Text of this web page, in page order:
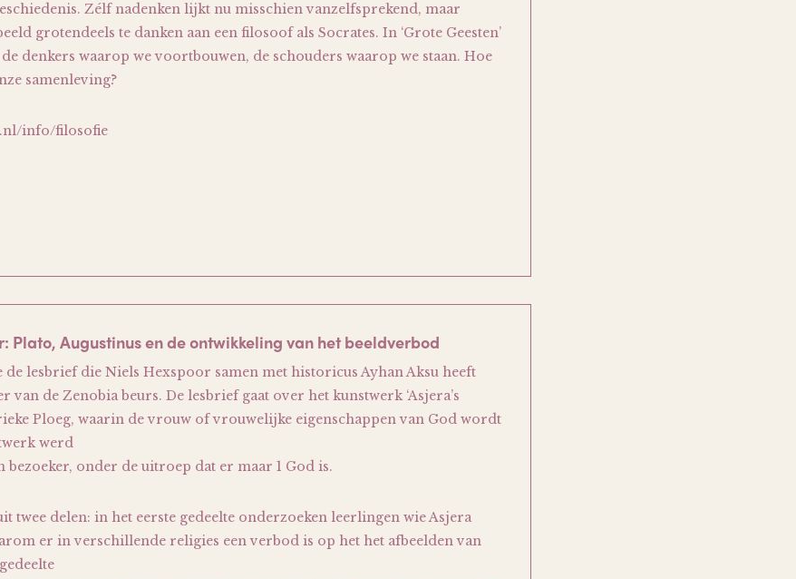
Zélf nadenken lijkt nu misschien vanzelfsprekend, maar
grotendeels te danken aan een filosoof als Socrates. In ‘Grote Geesten’
denkers waarop we voortbouwen, de schouders waarop we staan. Hoe
samenleving?
info/filosofie
Plato, Augustinus en de ontwikkeling van het beeldverbod
lesbrief die Niels Hexspoor samen met historicus Ayhan Aksu heeft
van de Zenobia beurs. De lesbrief gaat over het kunstwerk ‘Asjera’s
Ploeg, waarin de vrouw of vrouwelijke eigenschappen van God wordt
werd
onder de uitroep dat er maar 1 God is.
twee delen: in het eerste gedeelte onderzoeken leerlingen wie Asjera
er in verschillende religies een verbod is op het het afbeelden van